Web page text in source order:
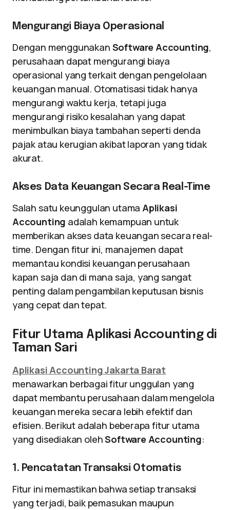
Mengurangi Biaya Operasional
Dengan menggunakan Software Accounting,
perusahaan dapat mengurangi biaya
operasional yang terkait dengan pengelolaan
keuangan manual. Otomatisasi tidak hanya
mengurangi waktu kerja, tetapi juga
mengurangi risiko kesalahan yang dapat
menimbulkan biaya tambahan seperti denda
pajak atau kerugian akibat laporan yang tidak
akurat.
Akses Data Keuangan Secara Real-Time
Salah satu keunggulan utama Aplikasi
Accounting adalah kemampuan untuk
memberikan akses data keuangan secara real-
time. Dengan fitur ini, manajemen dapat
memantau kondisi keuangan perusahaan
kapan saja dan di mana saja, yang sangat
penting dalam pengambilan keputusan bisnis
yang cepat dan tepat.
Fitur Utama Aplikasi Accounting di
Taman Sari
Aplikasi Accounting Jakarta Barat
menawarkan berbagai fitur unggulan yang
dapat membantu perusahaan dalam mengelola
keuangan mereka secara lebih efektif dan
efisien. Berikut adalah beberapa fitur utama
yang disediakan olehSoftware Accounting:
1. Pencatatan Transaksi Otomatis
Fitur ini memastikan bahwa setiap transaksi
yang terjadi, baik pemasukan maupun